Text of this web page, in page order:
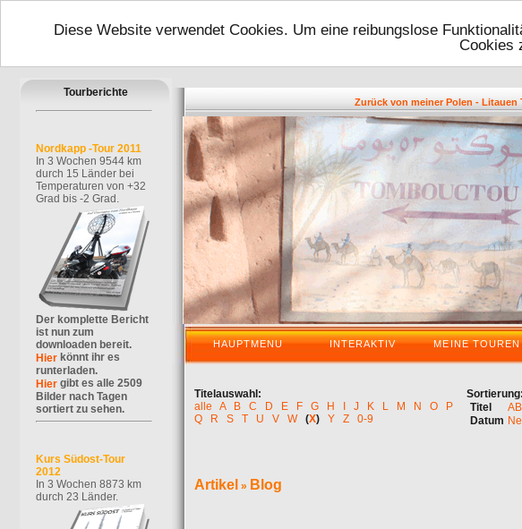
Diese Website verwendet Cookies. Um eine reibungslose
Cookies
Zurück von meiner Polen - Litauen
HAUPTMENU INTERAKTIV MEINE TOUREN
Tourberichte
Nordkapp -Tour 2011
In 3 Wochen 9544 km
durch 15 Länder bei
Temperaturen von +32
Grad bis -2 Grad.
Der komplette Bericht
ist nun zum
downloaden bereit.
Hier könnt ihr es
runterladen.
Hier gibt es alle 2509
Bilder nach Tagen
sortiert zu sehen.
Kurs Südost-Tour
2012
In 3 Wochen 8873 km
durch 23 Länder.
Titelauswahl:
alle
A B C D E F G H J K L M N O
P
Q
R S T U V W (X) Y Z 0-9
Sortierung:
Titel
Datum
Artikel » Blog